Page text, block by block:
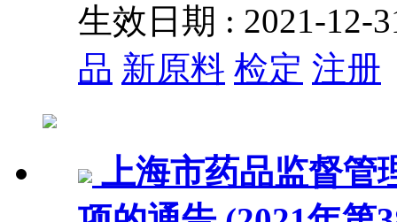
生效日期 : 2021-12-
品 新原料 检定 注册
上海市药品监督管